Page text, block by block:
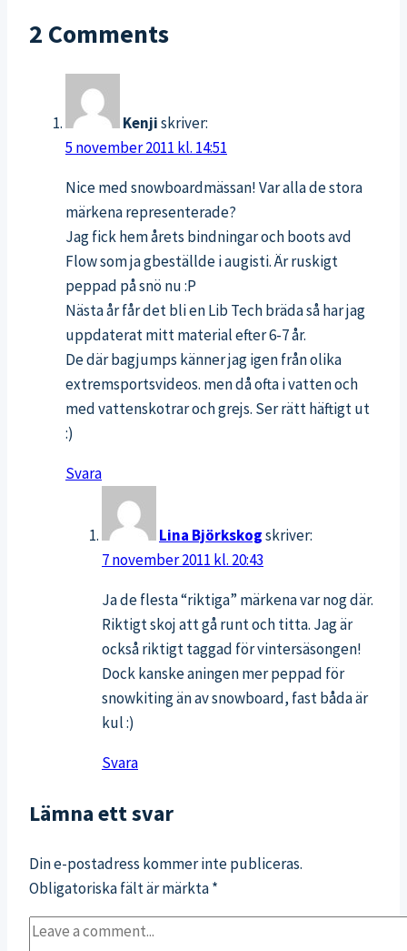
2 Comments
Kenjiskriver:
5 november 2011 kl. 14:51
Nice med snowboardmässan! Var alla de stora
märkena representerade?
Jag fick hem årets bindningar och boots avd
Flow som ja gbeställde i augisti. Är ruskigt
peppad på snö nu :P
Nästa år får det bli en Lib Tech bräda så har jag
uppdaterat mitt material efter 6-7 år.
De där bagjumps känner jag igen från olika
extremsportsvideos. men då ofta i vatten och
med vattenskotrar och grejs. Ser rätt häftigt ut
:)
Svara
Lina Björkskogskriver:
7 november 2011 kl. 20:43
Ja de flesta “riktiga” märkena var nog där.
Riktigt skoj att gå runt och titta. Jag är
också riktigt taggad för vintersäsongen!
Dock kanske aningen mer peppad för
snowkiting än av snowboard, fast båda är
kul :)
Svara
Lämna ett svar
Din e-postadress kommer inte publiceras.
Obligatoriska fält är märkta*